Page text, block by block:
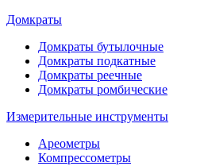
Домкраты
Домкраты бутылочные
Домкраты подкатные
Домкраты реечные
Домкраты ромбические
Измерительные инструменты
Ареометры
Компрессометры